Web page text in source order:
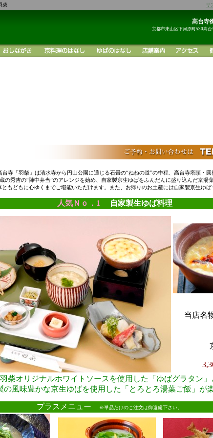
柴 リ
高台寺
京都市東山区下河原町530高
寺「羽柴」は清水寺から円山公園に通じる石畳の“ねねの道”の中程、高台寺塔頭・圓
の秀吉の“陣中弁当”のアレンジを始め、自家製京生ゆばをふんだんに盛り込んだ京湯葉
ともどもに心ゆくまでご堪能いただけます。また、お帰りのお土産には自家製京生ゆば
人気Ｎｏ．1 自家製生ゆば料理
当店名
羽柴オリジナルホワイトソースを使用した「ゆばグラタン」
の風味豊かな京生ゆばを使用した「とろとろ湯葉ご飯」が
プラスメニュー ※単品だけのご注文は御遠慮下さい。